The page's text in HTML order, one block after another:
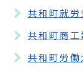
共和町就
共和町商
共和町労